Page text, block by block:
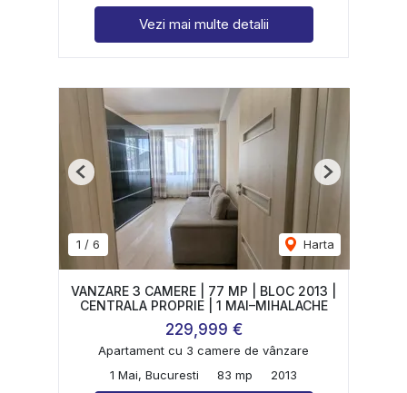
Vezi mai multe detalii
1 / 6 Harta
Previous Next
VANZARE 3 CAMERE | 77 MP | BLOC 2013 |
CENTRALA PROPRIE | 1 MAI–MIHALACHE
229,999 €
Apartament cu 3 camere de vânzare
1 Mai, Bucuresti
83 mp 2013